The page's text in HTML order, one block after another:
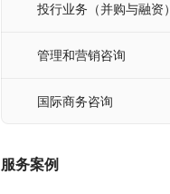
投行业务（并购与融资）
管理和营销咨询
国际商务咨询
服务案例